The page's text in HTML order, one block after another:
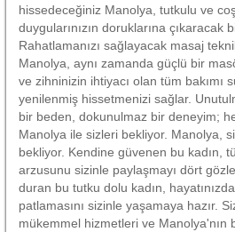
hissedeceğiniz Manolya, tutkulu ve
duygularınızın doruklarına çıkaracak
Rahatlamanızı sağlayacak masaj
Manolya, aynı zamanda güçlü bir
ve zihninizin ihtiyacı olan tüm bakımı
yenilenmiş hissetmenizi sağlar.
bir beden, dokunulmaz bir deneyim;
Manolya ile sizleri bekliyor. Manolya,
bekliyor. Kendine güvenen bu kadın,
arzusunu sizinle paylaşmayı dört
duran bu tutku dolu kadın,
patlamasını sizinle yaşamaya hazır.
mükemmel hizmetleri ve Manolya'nın